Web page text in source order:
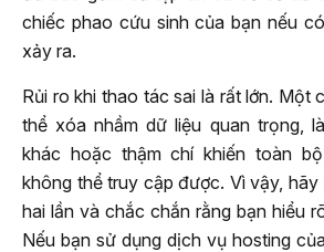
chiếc phao cứu sinh của bạn nếu
xảy ra.
Rủi ro khi thao tác sai là rất lớn. Một
thể xóa nhầm dữ liệu quan trọng,
khác hoặc thậm chí khiến toàn
không thể truy cập được. Vì vậy, hãy
hai lần và chắc chắn rằng bạn hiểu
Nếu bạn sử dụng dịch vụ hosting